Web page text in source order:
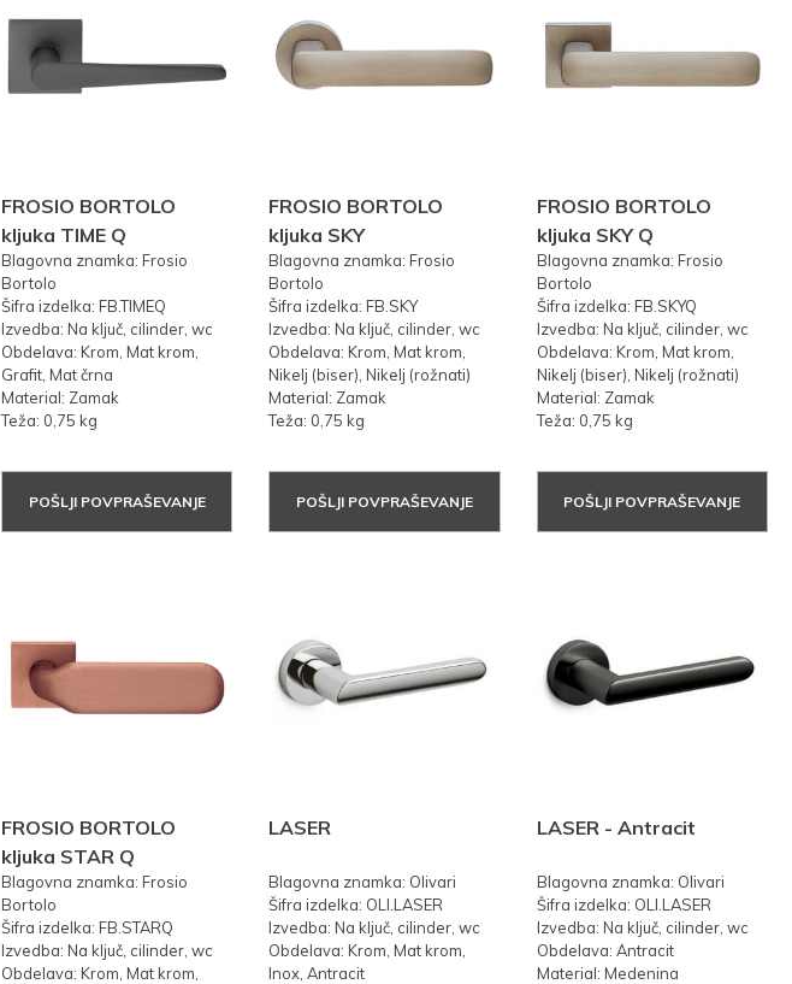
FROSIO BORTOLO
kljuka TIME Q
Blagovna znamka: Frosio
Bortolo
Šifra izdelka: FB.TIMEQ
Izvedba: Na ključ, cilinder, wc
Obdelava: Krom, Mat krom,
Grafit, Mat črna
Material: Zamak
Teža: 0,75 kg
POŠLJI POVPRAŠEVANJE
FROSIO BORTOLO
kljuka SKY
Blagovna znamka: Frosio
Bortolo
Šifra izdelka: FB.SKY
Izvedba: Na ključ, cilinder, wc
Obdelava: Krom, Mat krom,
Nikelj (biser), Nikelj (rožnati)
Material: Zamak
Teža: 0,75 kg
POŠLJI POVPRAŠEVANJE
FROSIO BORTOLO
kljuka SKY Q
Blagovna znamka: Frosio
Bortolo
Šifra izdelka: FB.SKYQ
Izvedba: Na ključ, cilinder, wc
Obdelava: Krom, Mat krom,
Nikelj (biser), Nikelj (rožnati)
Material: Zamak
Teža: 0,75 kg
POŠLJI POVPRAŠEVANJE
FROSIO BORTOLO
kljuka STAR Q
Blagovna znamka: Frosio
Bortolo
Šifra izdelka: FB.STARQ
Izvedba: Na ključ, cilinder, wc
Obdelava: Krom, Mat krom,
LASER
Blagovna znamka: Olivari
Šifra izdelka: OLI.LASER
Izvedba: Na ključ, cilinder, wc
Obdelava: Krom, Mat krom,
Inox, Antracit
LASER - Antracit
Blagovna znamka: Olivari
Šifra izdelka: OLI.LASER
Izvedba: Na ključ, cilinder, wc
Obdelava: Antracit
Material: Medenina